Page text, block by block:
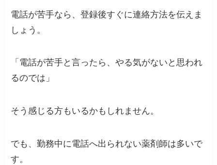
電話が苦手なら、登録後すぐに連絡方法を伝えま
しょう。
「電話が苦手と言ったら、やる気がないと思われ
るのでは」
そう感じる方もいるかもしれません。
でも、勤務中に電話へ出られない薬剤師は多いで
す。